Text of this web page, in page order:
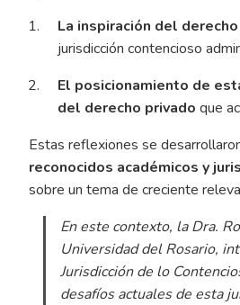
La inspiración del
jurisdicción contencioso
El posicionamiento de
del derecho privado que
Estas reflexiones se
reconocidos académicos y
sobre un tema de creciente
En este contexto, la Dra.
Universidad del Rosario,
Jurisdicción de lo
desafíos actuales de esta